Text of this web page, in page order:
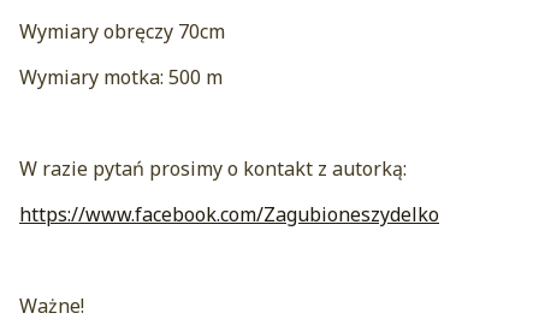
Wymiary obręczy 70cm
Wymiary motka: 500 m
W razie pytań prosimy o kontakt z autorką:
https://www.facebook.com/Zagubioneszydelko
Ważne!